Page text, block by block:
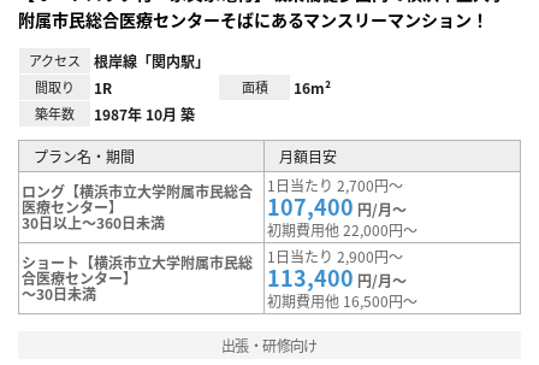
附属市民総合医療センターそばにあるマンスリーマンション！
アクセス 根岸線「関内駅」
間取り 1R 面積 16m²
築年数 1987年 10月 築
プラン名・期間
月額目安
ロング【横浜市立大学附属市民総合
医療センター】
30日以上～360日未満
1日当たり 2,700円～
107,400 円/月～
初期費用他 22,000円～
ショート【横浜市立大学附属市民総
合医療センター】
～30日未満
1日当たり 2,900円～
113,400 円/月～
初期費用他 16,500円～
出張・研修向け